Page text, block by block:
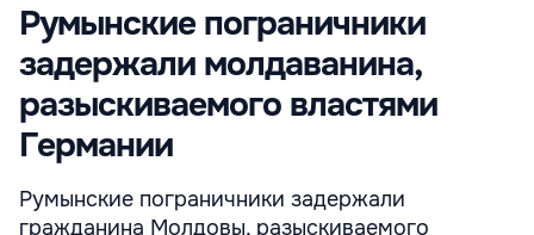
Румынские пограничники
задержали молдаванина,
разыскиваемого властями
Германии
Румынские пограничники задержали
гражданина Молдовы, разыскиваемого